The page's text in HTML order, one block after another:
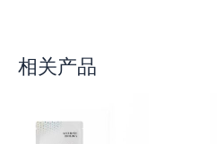
相关产品